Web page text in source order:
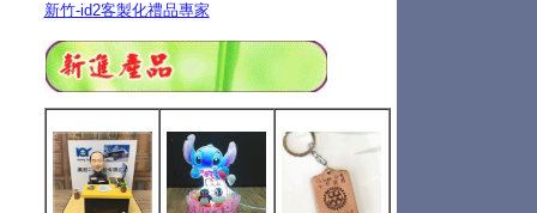
新竹-id2客製化禮品專家